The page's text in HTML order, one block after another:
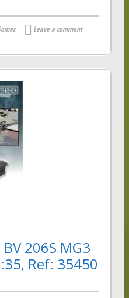
Leave a comment
206S MG3
Ref: 35450